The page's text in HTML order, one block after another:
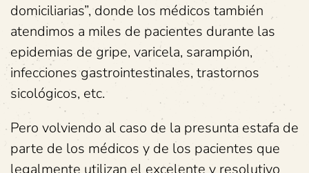
domiciliarias”, donde los médicos también
atendimos a miles de pacientes durante las
epidemias de gripe, varicela, sarampión,
infecciones gastrointestinales, trastornos
sicológicos, etc.
Pero volviendo al caso de la presunta estafa de
parte de los médicos y de los pacientes que
legalmente utilizan el excelente y resolutivo